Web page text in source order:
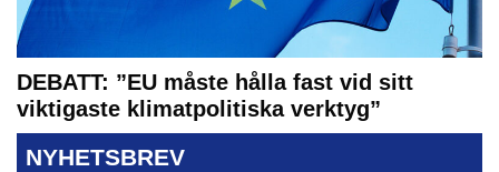
DEBATT: ”EU måste hålla fast vid sitt
viktigaste klimatpolitiska verktyg”
NYHETSBREV